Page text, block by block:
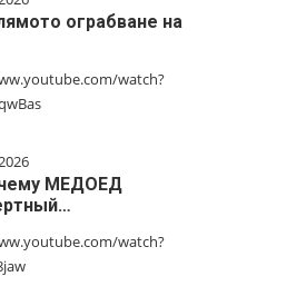
ограбване на
watch?
МЕДОЕД
watch?